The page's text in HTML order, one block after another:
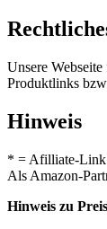
Unsere
Produktlinks
Hinweis
* = Afilliate-Link
Als Amazon-
Hinweis zu